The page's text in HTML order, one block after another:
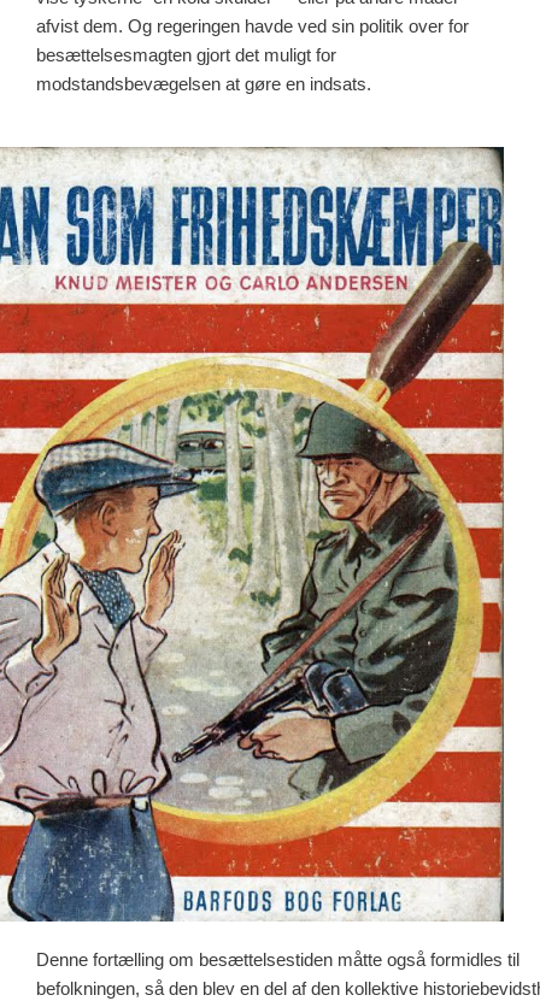
afvist dem. Og regeringen havde ved sin politik over for
besættelsesmagten gjort det muligt for
modstandsbevægelsen at gøre en indsats.
Denne fortælling om besættelsestiden måtte også formidles til
befolkningen, så den blev en del af den kollektive